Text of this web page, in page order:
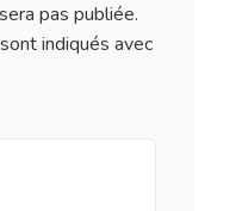
pas publiée.
indiqués avec